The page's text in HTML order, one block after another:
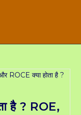
है ? ROE,